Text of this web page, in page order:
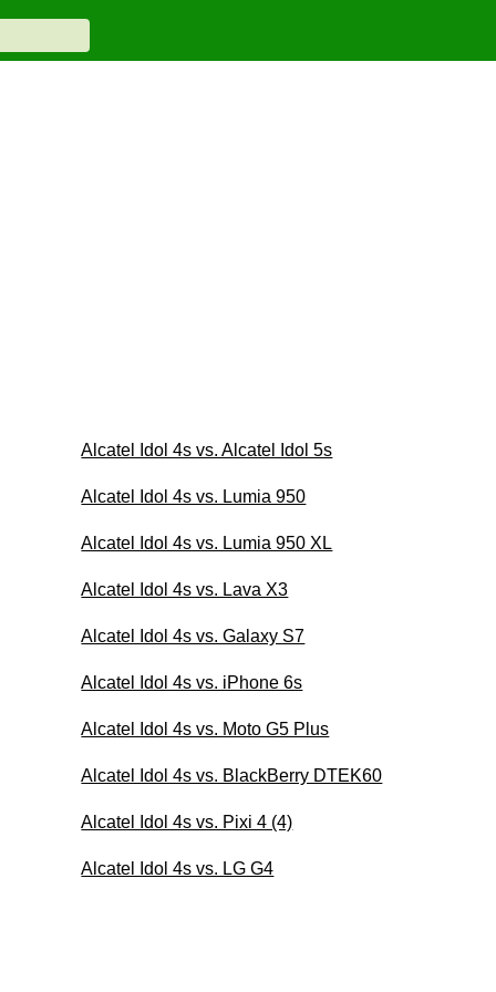
Alcatel Idol 4s vs. Alcatel Idol 5s
Alcatel Idol 4s vs. Lumia 950
Alcatel Idol 4s vs. Lumia 950 XL
Alcatel Idol 4s vs. Lava X3
Alcatel Idol 4s vs. Galaxy S7
Alcatel Idol 4s vs. iPhone 6s
Alcatel Idol 4s vs. Moto G5 Plus
Alcatel Idol 4s vs. BlackBerry DTEK60
Alcatel Idol 4s vs. Pixi 4 (4)
Alcatel Idol 4s vs. LG G4